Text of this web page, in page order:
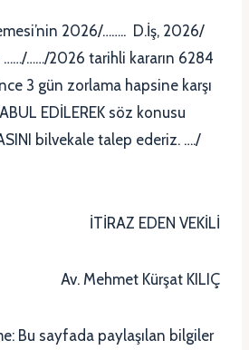
2026/…….. D.İş, 2026/
……/……/2026 tarihli kararın 6284
3 gün zorlama hapsine karşı
EDİLEREK söz konusu
bilvekale talep ederiz. …./
İTİRAZ EDEN VEKİLİ
Av. Mehmet Kürşat KILIÇ
Bu sayfada paylaşılan bilgiler